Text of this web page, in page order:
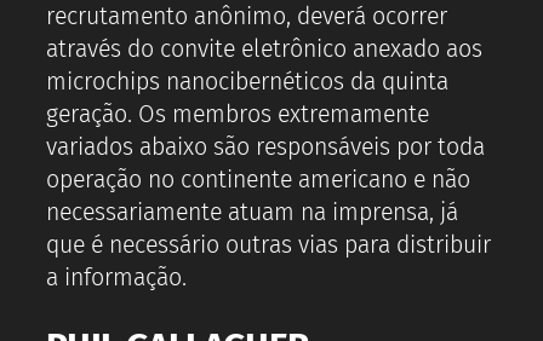
recrutamento anônimo, deverá ocorrer
através do convite eletrônico anexado aos
microchips nanocibernéticos da quinta
geração. Os membros extremamente
variados abaixo são responsáveis por toda
operação no continente americano e não
necessariamente atuam na imprensa, já
que é necessário outras vias para distribuir
a informação.